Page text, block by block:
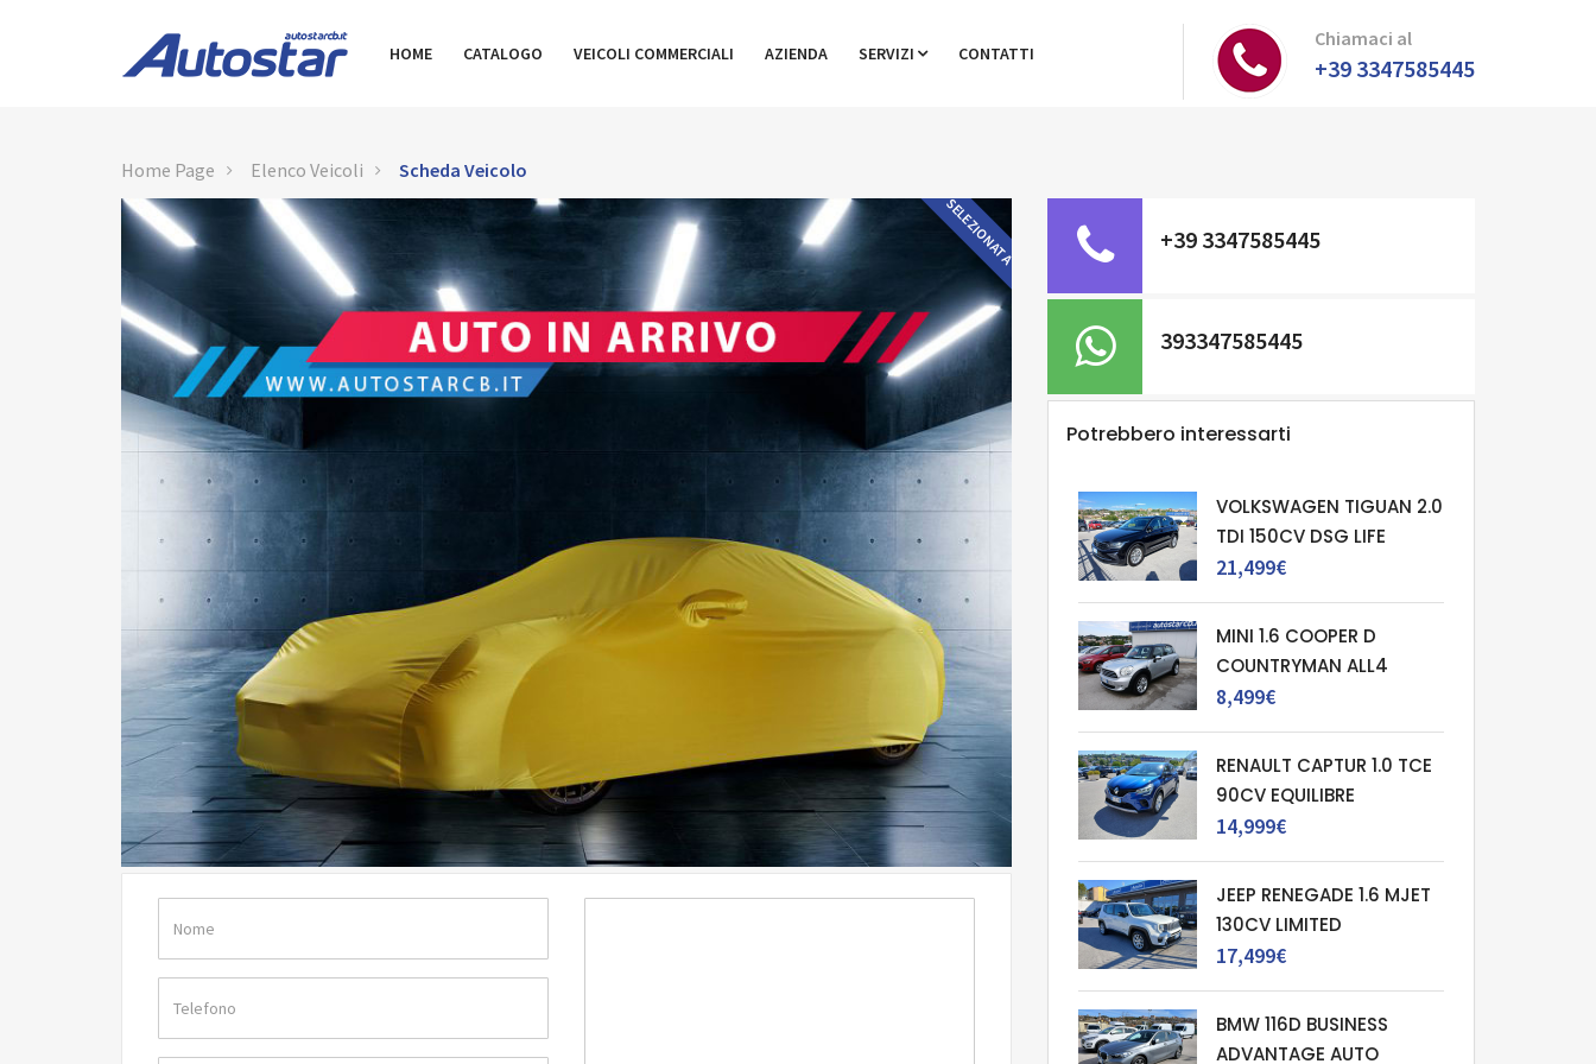
HOME CATALOGO VEICOLI COMMERCIALI AZIENDA SERVIZI CONTATTI
Chiamaci al
+39 3347585445
Home Page Elenco Veicoli Scheda Veicolo
SELEZIONATA +39 3347585445
393347585445
Potrebbero interessarti
VOLKSWAGEN TIGUAN 2.0
TDI 150CV DSG LIFE
21,499€
MINI 1.6 COOPER D
COUNTRYMAN ALL4
8,499€
RENAULT CAPTUR 1.0 TCE
90CV EQUILIBRE
14,999€
JEEP RENEGADE 1.6 MJET
130CV LIMITED
17,499€
BMW 116D BUSINESS
ADVANTAGE AUTO